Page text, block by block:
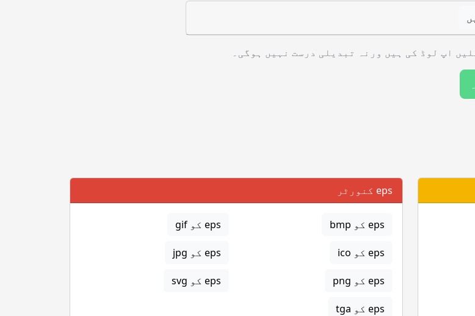
اپ لوڈ کی ہیں ورنہ تبدیلی درست نہیں ہوگی۔
eps کنورٹر
eps کو bmp eps کو gif
eps کو ico eps کو jpg
eps کو png eps کو svg
eps کو tga